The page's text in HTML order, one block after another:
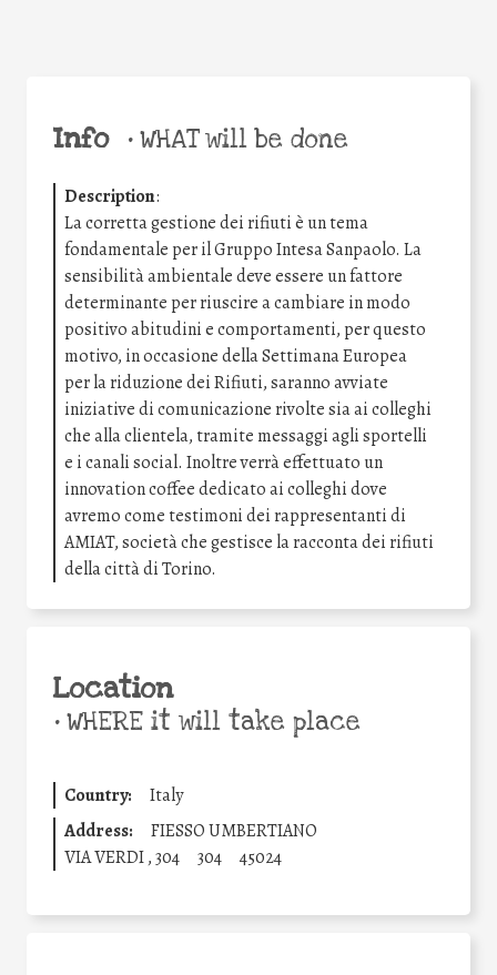
Info •WHAT will be done
Description:
La corretta gestione dei rifiuti è un tema
fondamentale per il Gruppo Intesa Sanpaolo. La
sensibilità ambientale deve essere un fattore
determinante per riuscire a cambiare in modo
positivo abitudini e comportamenti, per questo
motivo, in occasione della Settimana Europea
per la riduzione dei Rifiuti, saranno avviate
iniziative di comunicazione rivolte sia ai colleghi
che alla clientela, tramite messaggi agli sportelli
e i canali social. Inoltre verrà effettuato un
innovation coffee dedicato ai colleghi dove
avremo come testimoni dei rappresentanti di
AMIAT, società che gestisce la racconta dei rifiuti
della città di Torino.
Location
•WHERE it will take place
Country:
Italy
Address:
FIESSO UMBERTIANO
VIA VERDI , 304
304 45024